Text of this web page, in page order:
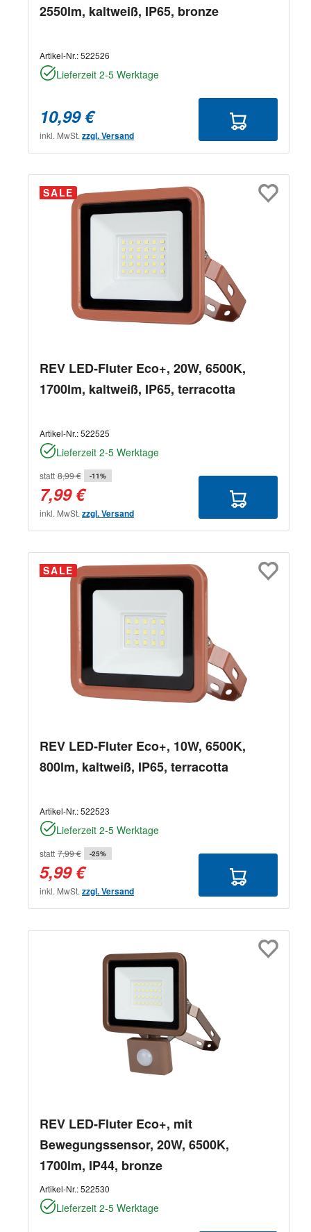
2550lm, kaltweiß, IP65, bronze
Artikel-Nr.:522526
Lieferzeit 2-5 Werktage
10,99 €
inkl. MwSt. zzgl. Versand
SALE
REV LED-Fluter Eco+, 20W, 6500K,
1700lm, kaltweiß, IP65, terracotta
Artikel-Nr.:522525
Lieferzeit 2-5 Werktage
statt 8,99 € -11%
7,99 €
inkl. MwSt. zzgl. Versand
SALE
REV LED-Fluter Eco+, 10W, 6500K,
800lm, kaltweiß, IP65, terracotta
Artikel-Nr.:522523
Lieferzeit 2-5 Werktage
statt 7,99 € -25%
5,99 €
inkl. MwSt. zzgl. Versand
REV LED-Fluter Eco+, mit
Bewegungssensor, 20W, 6500K,
1700lm, IP44, bronze
Artikel-Nr.:522530
Lieferzeit 2-5 Werktage